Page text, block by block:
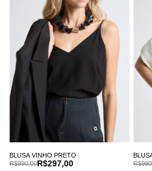
BLUSA VINHO PRETO
R$297,00
R$990,00